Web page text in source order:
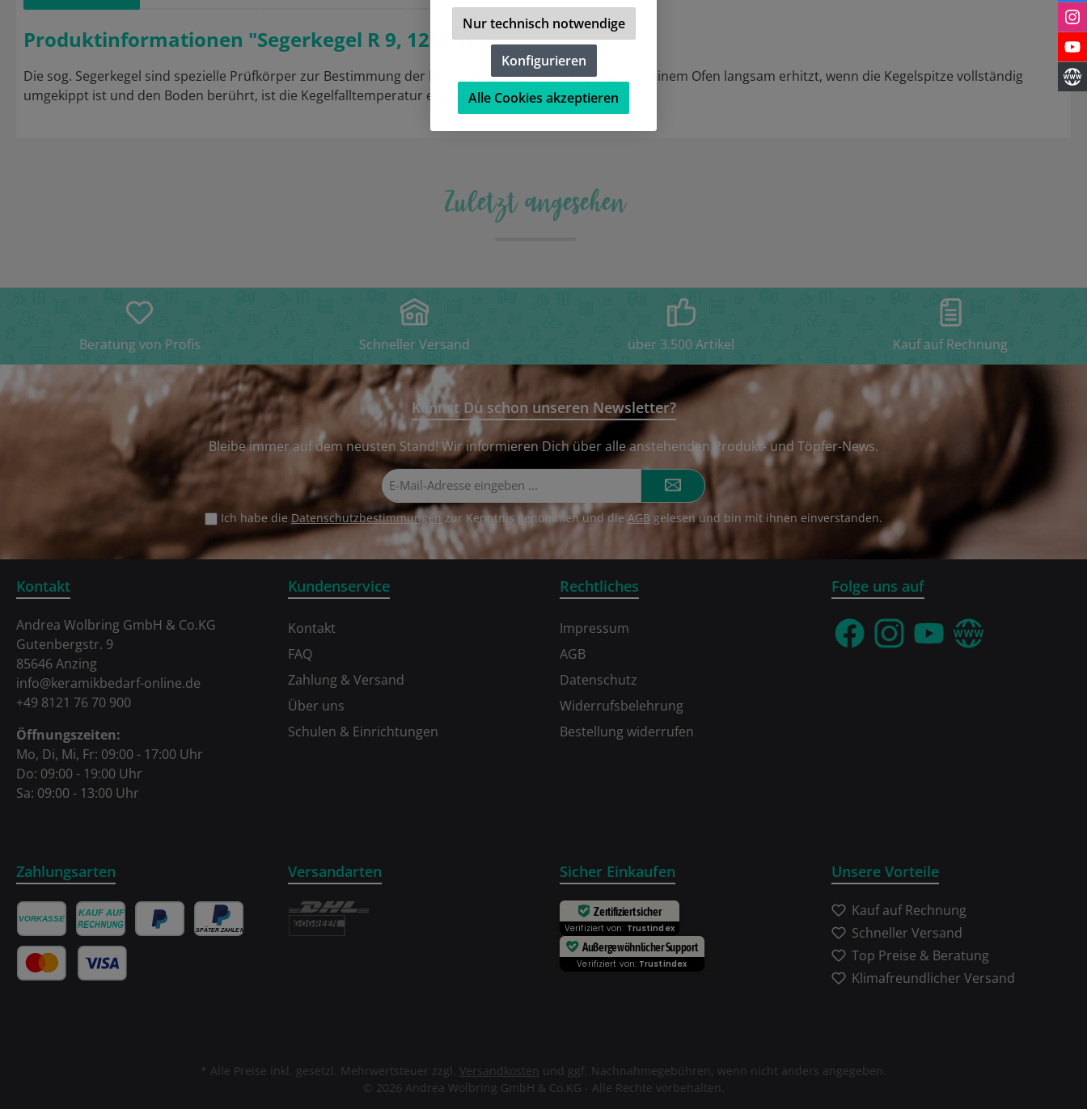
Produktinformationen "Segerkegel R 9, 1255 °C"
Die sog. Segerkegel sind spezielle Prüfkörper zur Bestimmung der Brenntemperatur. Der Kegel wird in einem Ofen langsam erhitzt, wenn die Kegelspitze vollständig
umgekippt ist und den Boden berührt, ist die Kegelfalltemperatur erreicht.
Zuletzt angesehen
Beratung von Profis Schneller Versand über 3.500 Artikel Kauf auf Rechnung
Kennst Du schon unseren Newsletter?
Bleibe immer auf dem neusten Stand! Wir informieren Dich über alle anstehenden Produkt- und Töpfer-News.
Mail-
Adresse*
Ich habe die Datenschutzbestimmungen zur Kenntnis genommen und die AGB gelesen und bin mit ihnen einverstanden.
Kundenservice
Kontakt
FAQ
Zahlung & Versand
Über uns
Schulen & Einrichtungen
Rechtliches
Impressum
AGB
Datenschutz
Widerrufsbelehrung
Bestellung widerrufen
Kontakt
Andrea Wolbring GmbH & Co.KG
Gutenbergstr. 9
85646 Anzing
info@keramikbedarf-online.de
+49 8121 76 70 900
Öffnungszeiten:
Mo, Di, Mi, Fr: 09:00 - 17:00 Uhr
Do: 09:00 - 19:00 Uhr
Sa: 09:00 - 13:00 Uhr
Zahlungsarten Versandarten Sicher Einkaufen
Zertifiziert sicher
Verifiziert von: Trustindex
Außergewöhnlicher Support
Verifiziert von: Trustindex
Folge uns auf
FacebookInstagramYouTubeWebseite
Unsere Vorteile
Kauf auf Rechnung
Schneller Versand
Top Preise & Beratung
Klimafreundlicher Versand
* Alle Preise inkl. gesetzl. Mehrwertsteuer zzgl. Versandkosten und ggf. Nachnahmegebühren, wenn nicht anders angegeben.
© 2026 Andrea Wolbring GmbH & Co.KG - Alle Rechte vorbehalten.
Nur technisch notwendige
Konfigurieren
Alle Cookies akzeptieren